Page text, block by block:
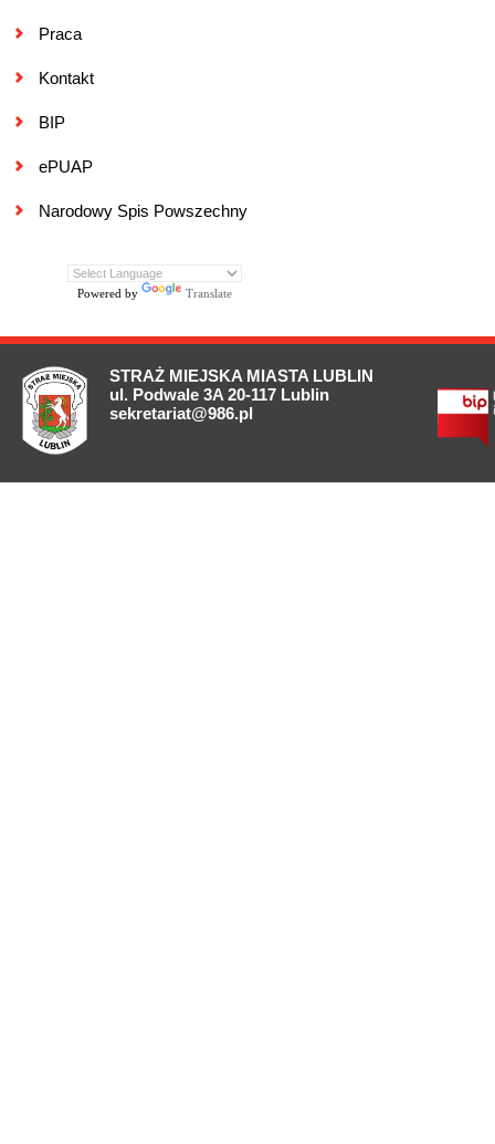
Praca
Kontakt
BIP
ePUAP
Narodowy Spis Powszechny
Powered by Translate
STRAŻ MIEJSKA MIASTA LUBLIN
ul. Podwale 3A 20-117 Lublin
sekretariat@986.pl